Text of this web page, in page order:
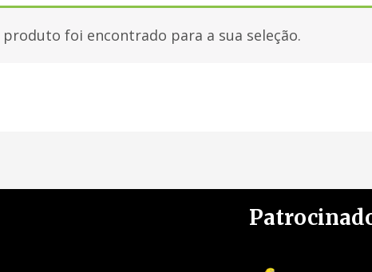
produto foi encontrado para a sua seleção.